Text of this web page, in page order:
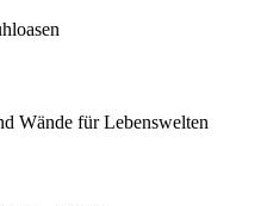
Wände für Lebenswelten